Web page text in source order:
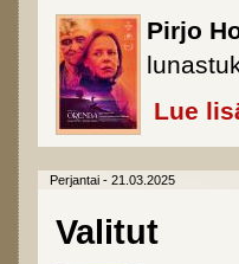
Pirjo
Lue
Perjantai - 21.03.2025
Valitut